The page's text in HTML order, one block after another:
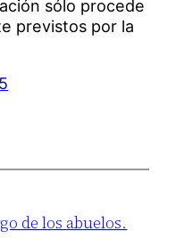
sólo procede
previstos por la
de los abuelos.